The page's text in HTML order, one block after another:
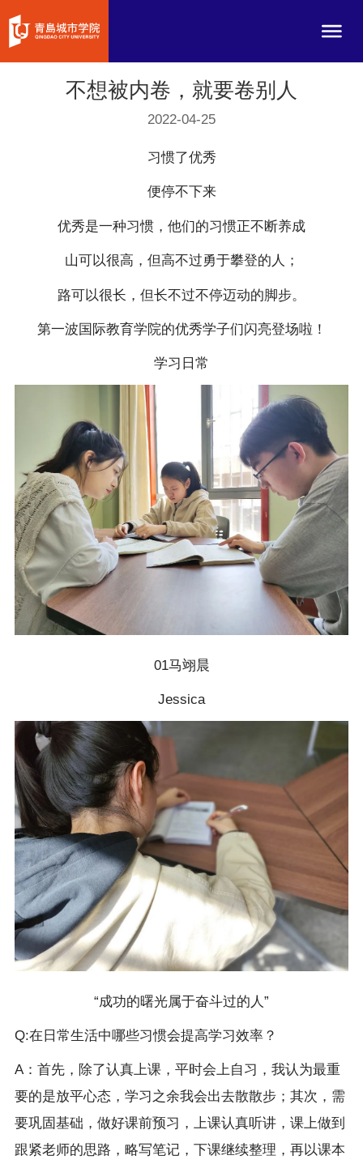
不想被内卷，就要卷别人
2022-04-25
习惯了优秀
便停不下来
优秀是一种习惯，他们的习惯正不断养成
山可以很高，但高不过勇于攀登的人；
路可以很长，但长不过不停迈动的脚步。
第一波国际教育学院的优秀学子们闪亮登场啦！
学习日常
01马翊晨
Jessica
“成功的曙光属于奋斗过的人”
Q:在日常生活中哪些习惯会提高学习效率？
A：首先，除了认真上课，平时会上自习，我认为最重
要的是放平心态，学习之余我会出去散散步；其次，需
要巩固基础，做好课前预习，上课认真听讲，课上做到
跟紧老师的思路，略写笔记，下课继续整理，再以课本